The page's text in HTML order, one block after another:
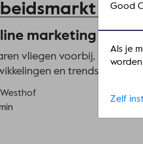
Good
Als je
Zelf
marketing in
vliegen voorbij, zonder
en trends in online
Westhof